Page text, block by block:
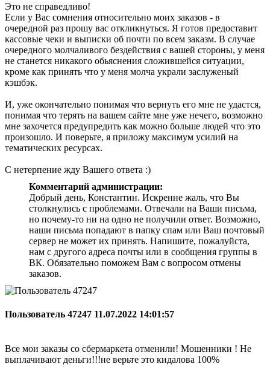
Это не справедливо!
Если у Вас сомнения относительно моих заказов - в
очередной раз прошу вас откликнуться. Я готов предоставит
кассовые чеки и выписки об почти по всем заказм. В случае
очередного молчаливого бездействия с вашей стороны, у меня
не станется никакого обьяснения сложившейся ситуации,
кроме как принять что у меня молча украли заслуженый
кэшбэк.
И, уже окончательно понимая что вернуть его мне не удастся,
понимая что терять на вашем сайте мне уже нечего, возможно
мне захочется предупредить как можно больше людей что это
произошло. И поверьте, я приложу максимум усилий на
тематических ресурсах.
С нетерпение жду Вашего ответа :)
Комментарий администрации:
Добрый день, Константин. Искренне жаль, что Вы
столкнулись с проблемами. Отвечали на Ваши письма,
но почему-то ни на одно не получили ответ. Возможно,
наши письма попадают в папку спам или Ваш почтовый
сервер не может их принять. Напишите, пожалуйста,
нам с другого адреса почты или в сообщения группы в
ВК. Обязательно поможем Вам с вопросом отмены
заказов.
Пользователь 47247 11.07.2022 14:01:57
Все мои заказы со сбермаркета отменили! Мошенники ! Не
выплачивают деньги!!!не верьте это кидалова 100%